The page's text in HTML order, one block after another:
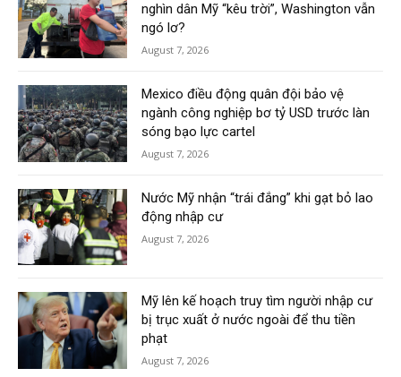
nghìn dân Mỹ “kêu trời”, Washington vẫn
ngó lơ?
August 7, 2026
Mexico điều động quân đội bảo vệ
ngành công nghiệp bơ tỷ USD trước làn
sóng bạo lực cartel
August 7, 2026
Nước Mỹ nhận “trái đắng” khi gạt bỏ lao
động nhập cư
August 7, 2026
Mỹ lên kế hoạch truy tìm người nhập cư
bị trục xuất ở nước ngoài để thu tiền
phạt
August 7, 2026